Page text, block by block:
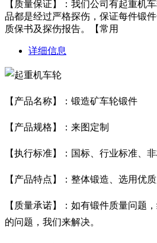
【质量保证】：我们公司有起重机
品都是经过严格探伤，保证每件锻
质保书及探伤报告。【常用
详细信息
【产品名称】： 锻造矿车轮锻件
【产品规格】：来图定制
【执行标准】：国标、行业标准、
【产品特点】：整体锻造、选用优
【质量承诺】：如有锻件质量问题
的问题，我们来解决。